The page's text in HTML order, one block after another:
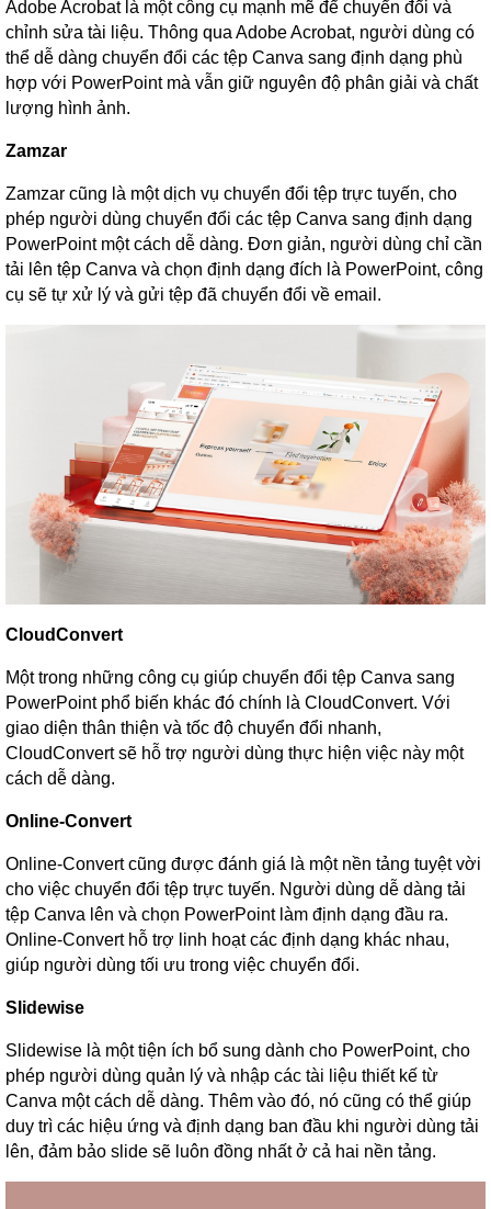
Adobe Acrobat là một công cụ mạnh mẽ để chuyển đổi và
chỉnh sửa tài liệu. Thông qua Adobe Acrobat, người dùng có
thể dễ dàng chuyển đổi các tệp Canva sang định dạng phù
hợp với PowerPoint mà vẫn giữ nguyên độ phân giải và chất
lượng hình ảnh.
Zamzar
Zamzar cũng là một dịch vụ chuyển đổi tệp trực tuyến, cho
phép người dùng chuyển đổi các tệp Canva sang định dạng
PowerPoint một cách dễ dàng. Đơn giản, người dùng chỉ cần
tải lên tệp Canva và chọn định dạng đích là PowerPoint, công
cụ sẽ tự xử lý và gửi tệp đã chuyển đổi về email.
CloudConvert
Một trong những công cụ giúp chuyển đổi tệp Canva sang
PowerPoint phổ biến khác đó chính là CloudConvert. Với
giao diện thân thiện và tốc độ chuyển đổi nhanh,
CloudConvert sẽ hỗ trợ người dùng thực hiện việc này một
cách dễ dàng.
Online-Convert
Online-Convert cũng được đánh giá là một nền tảng tuyệt vời
cho việc chuyển đổi tệp trực tuyến. Người dùng dễ dàng tải
tệp Canva lên và chọn PowerPoint làm định dạng đầu ra.
Online-Convert hỗ trợ linh hoạt các định dạng khác nhau,
giúp người dùng tối ưu trong việc chuyển đổi.
Slidewise
Slidewise là một tiện ích bổ sung dành cho PowerPoint, cho
phép người dùng quản lý và nhập các tài liệu thiết kế từ
Canva một cách dễ dàng. Thêm vào đó, nó cũng có thể giúp
duy trì các hiệu ứng và định dạng ban đầu khi người dùng tải
lên, đảm bảo slide sẽ luôn đồng nhất ở cả hai nền tảng.